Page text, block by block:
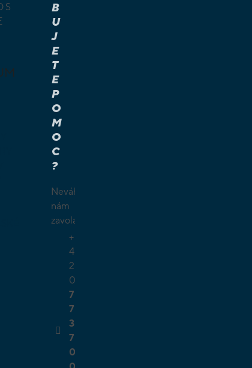
S
B
U
J
E
T
E
P
O
M
O
C
?
Neváhejte
nám
zavolat.
+
4
2
0
7
7
3
7
0